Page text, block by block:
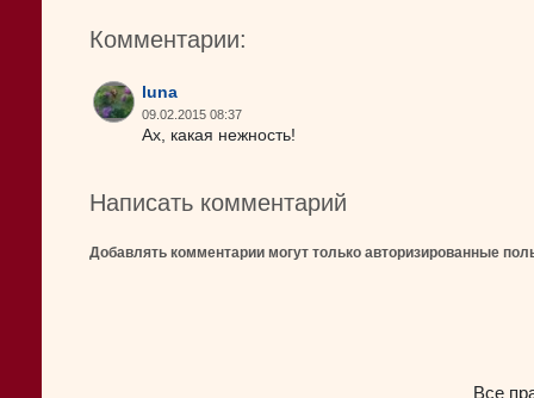
Комментарии:
luna
09.02.2015 08:37
Ах, какая нежность!
Написать комментарий
Добавлять комментарии могут только авторизированные
Все